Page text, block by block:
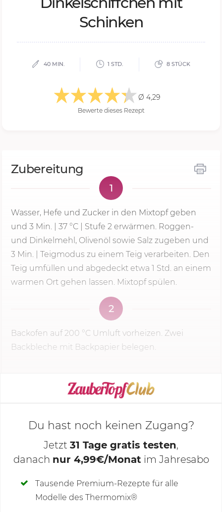
Schin­ken
40 MIN. 1 STD. 8 STÜCK
Ø 4,29
Bewerte dieses Rezept
Zubereitung
1
Wasser, Hefe und Zucker in den Mixtopf geben
und 3 Min. 37 °C Stufe 2 erwärmen. Roggen-
und Dinkelmehl, Olivenöl sowie Salz zugeben und
3 Min. | Teigmodus zu einem Teig verarbeiten. Den
Teig umfüllen und abgedeckt etwa 1 Std. an einem
warmen Ort gehen lassen. Mixtopf spülen.
2
Backofen auf 200 °C Umluft vorheizen. Zwei
Backbleche mit Backpapier belegen.
KOCHMODUS STARTEN
Deine Notizen
Du hast noch keinen Zugang?
Jetzt 31 Tage gratis testen,
danach nur 4,99€/Monat im Jahresabo
Tausende Premium-Rezepte für alle
Modelle des Thermomix®